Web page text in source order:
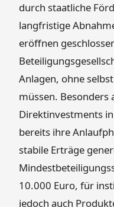
durch staatliche
langfristige
eröffnen
Anlagen, ohne
müssen.
Direktinvestments
bereits ihre
stabile Erträge
10.000 Euro, für
jedoch auch